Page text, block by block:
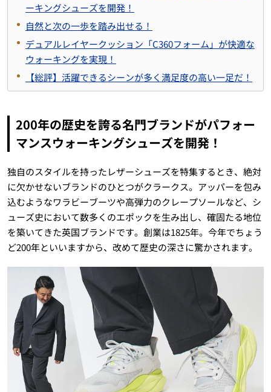
ーキングシューズを開発！
自然と次の一歩を踏み出せる！
デュアルレイヤークッション「C360フォーム」が快適な
ウォーキングを実現！
【総評】活躍できるシーンが多く満足度の高い一足だ！
200年の歴史を誇る名門ブランドがパフォー
マンスウォーキングシューズを開発！
独自のスタイルを持ったレザーシューズを特集するとき、絶対
に欠かせないブランドのひとつがクラークス。アッパーを包み
込むようなワラビーブーツや高弾力のクレープソールなど、シ
ューズ史において数多くのエポックを生み出し、確固たる地位
を築いてきた英国ブランドです。創業は1825年。今年でちょう
ど200年といいますから、改めて歴史の深さに驚かされます。